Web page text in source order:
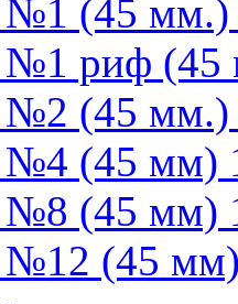
№1 (45 мм.)
№1 риф (45
№2 (45 мм.)
№4 (45 мм)
№8 (45 мм)
№12 (45